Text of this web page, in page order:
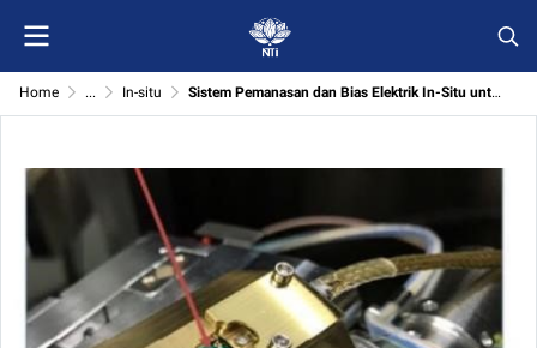
Home ... In-situ Sistem Pemanasan dan Bias Elektrik In-Situ untuk Mikroskop Elektron (SEM/TEM)